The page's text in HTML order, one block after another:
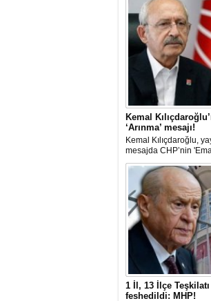
Kemal
‘Arınma’ mesajı!
Kemal Kılıçdaroğlu,
mesajda CHP’nin
vurgulayıp 'Arınma'
ifadelerini kullandı.
içi süreçlere ve Yargı
doğrudan
1 İl, 13 İlçe
feshedildi: MHP!